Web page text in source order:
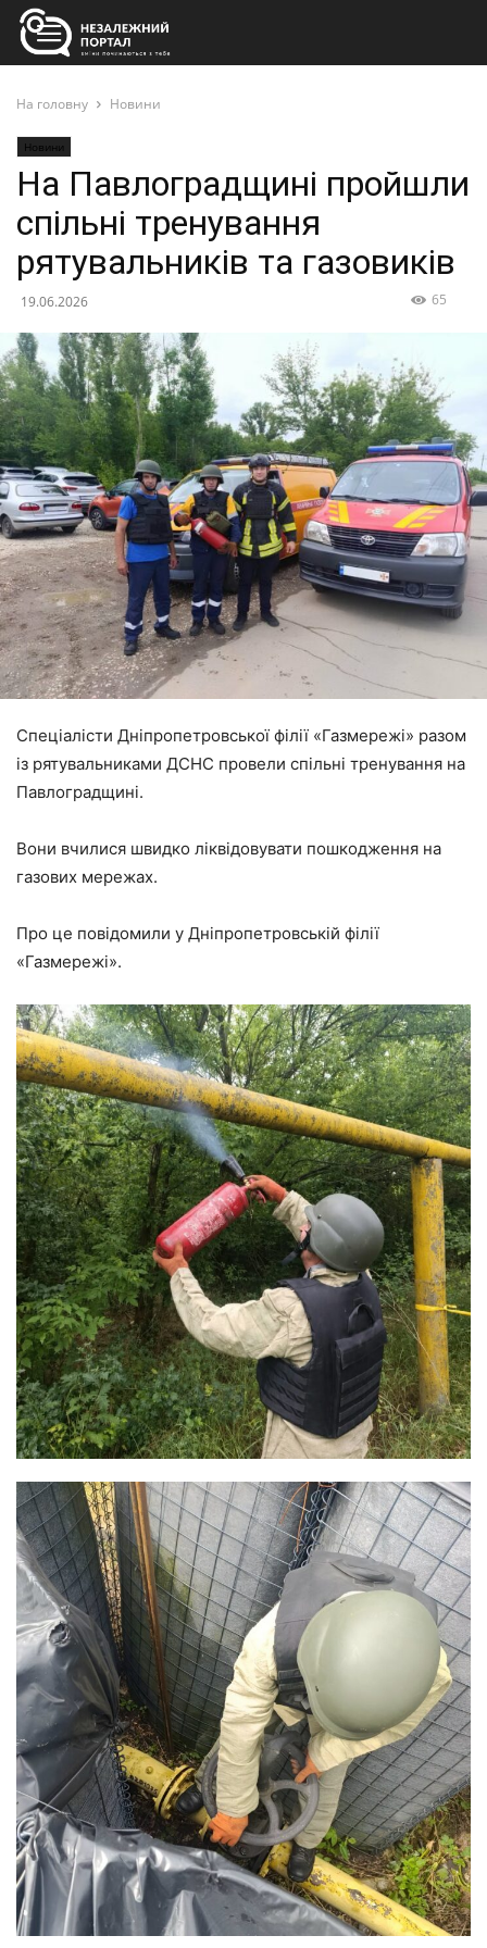
На головну Новини
Новини
На Павлоградщині пройшли
спільні тренування
рятувальників та газовиків
19.06.2026 65
Спеціалісти Дніпропетровської філії «Газмережі» разом
із рятувальниками ДСНС провели спільні тренування на
Павлоградщині.
Вони вчилися швидко ліквідовувати пошкодження на
газових мережах.
Про це повідомили у Дніпропетровській філії
«Газмережі».